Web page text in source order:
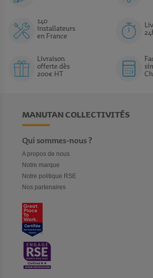
140
installateurs
en France
Livraison
offerte dès
200€ HT
MANUTAN COLLECTIVITÉS
Qui sommes-nous ?
A propos de nous
Notre marque
Notre politique RSE
Nos partenaires